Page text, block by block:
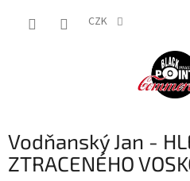
CZK
Vodňanský Jan -
ZTRACENÉHO